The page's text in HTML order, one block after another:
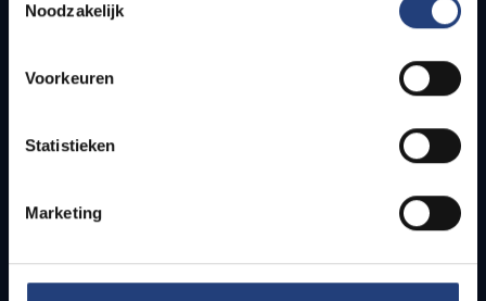
Noodzakelijk
Voorkeuren
Statistieken
Marketing
Quick links
How to get to the VUB campuses